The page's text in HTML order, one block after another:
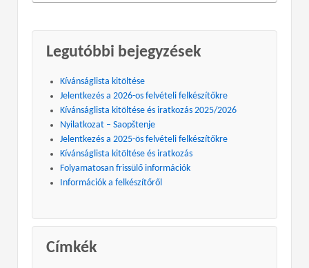
Legutóbbi bejegyzések
Kívánságlista kitöltése
Jelentkezés a 2026-os felvételi felkészítőkre
Kívánságlista kitöltése és iratkozás 2025/2026
Nyilatkozat – Saopštenje
Jelentkezés a 2025-ös felvételi felkészítőkre
Kívánságlista kitöltése és iratkozás
Folyamatosan frissülő információk
Információk a felkészítőről
Címkék